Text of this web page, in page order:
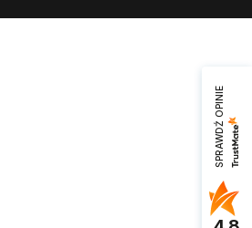
SPRAWDŹ OPINIE